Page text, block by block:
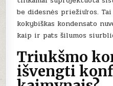
be didesnės priežiūros.
kokybiškas kondensato
kaip ir pats šilumos
Triukšmo
išvengti